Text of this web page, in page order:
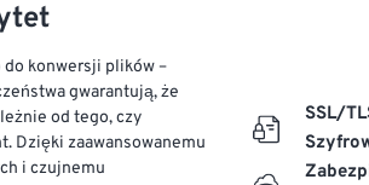
konwersji plików –
gwarantują, że
od tego, czy
Dzięki zaawansowanemu
i czujnemu
SSL/